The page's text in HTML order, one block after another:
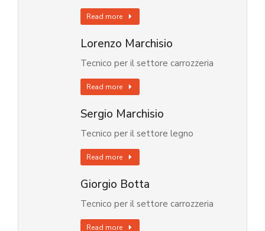
Read more
Lorenzo Marchisio
Tecnico per il settore carrozzeria
Read more
Sergio Marchisio
Tecnico per il settore legno
Read more
Giorgio Botta
Tecnico per il settore carrozzeria
Read more